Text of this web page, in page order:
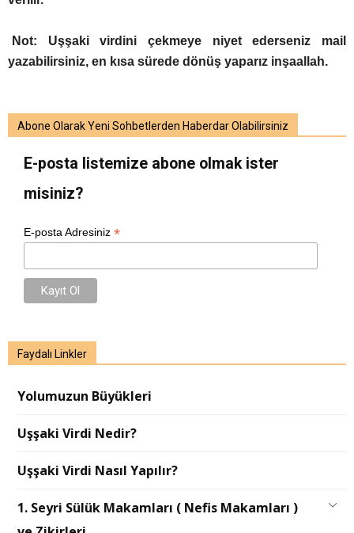
Not: Uşşaki virdini çekmeye niyet ederseniz mail
yazabilirsiniz, en kısa sürede dönüş yaparız inşaallah.
Abone Olarak Yeni Sohbetlerden Haberdar Olabilirsiniz
E-posta listemize abone olmak ister
misiniz?
E-posta Adresiniz *
Faydalı Linkler
Yolumuzun Büyükleri
Uşşaki Virdi Nedir?
Uşşaki Virdi Nasıl Yapılır?
1. Seyri Sülük Makamları ( Nefis Makamları )